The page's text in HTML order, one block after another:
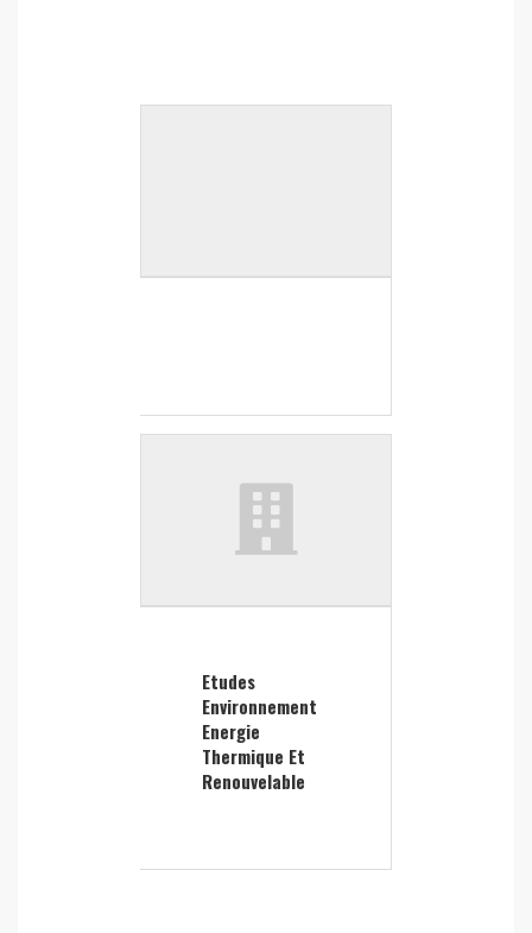
Etudes
Environnement
Energie
Thermique Et
Renouvelable